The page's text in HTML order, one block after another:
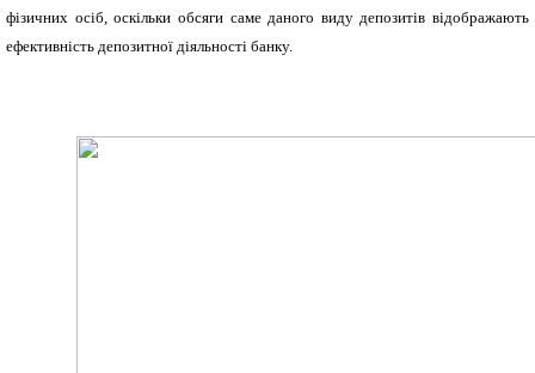
фізичних осіб, оскільки обсяги саме даного виду депозитів відображають
ефективність депозитної діяльності банку.